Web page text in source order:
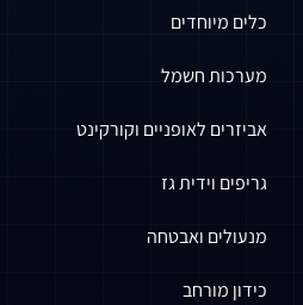
כלים מיוחדים
מערכות חשמל
אביזרים לאופניים וקורקינט
גריפים וידית גז
מנעולים ואבטחה
כידון מורחב